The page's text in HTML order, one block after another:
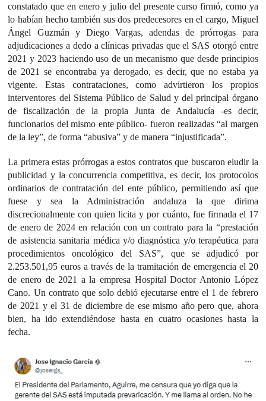
constatado que en enero y julio del presente curso firmó, como ya
lo habían hecho también sus dos predecesores en el cargo, Miguel
Ángel Guzmán y Diego Vargas, adendas de prórrogas para
adjudicaciones a dedo a clínicas privadas que el SAS otorgó entre
2021 y 2023 haciendo uso de un mecanismo que desde principios
de 2021 se encontraba ya derogado, es decir, que no estaba ya
vigente. Estas contrataciones, como advirtieron los propios
interventores del Sistema Público de Salud y del principal órgano
de fiscalización de la propia Junta de Andalucía -es decir,
funcionarios del mismo ente público- fueron realizadas “al margen
de la ley”, de forma “abusiva” y de manera “injustificada”.
La primera estas prórrogas a estos contratos que buscaron eludir la
publicidad y la concurrencia competitiva, es decir, los protocolos
ordinarios de contratación del ente público, permitiendo así que
fuese y sea la Administración andaluza la que dirima
discrecionalmente con quien licita y por cuánto, fue firmada el 17
de enero de 2024 en relación con un contrato para la “prestación
de asistencia sanitaria médica y/o diagnóstica y/o terapéutica para
procedimientos oncológico del SAS”, que se adjudicó por
2.253.501,95 euros a través de la tramitación de emergencia el 20
de enero de 2021 a la empresa Hospital Doctor Antonio López
Cano. Un contrato que solo debió ejecutarse entre el 1 de febrero
de 2021 y el 31 de diciembre de ese mismo año pero que, ahora
bien, ha ido extendiéndose hasta en cuatro ocasiones hasta la
fecha.